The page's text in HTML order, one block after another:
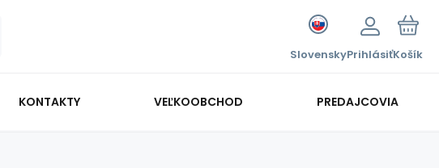
SlovenskyPrihlásiťKošík
KONTAKTY VEĽKOOBCHOD PREDAJCOVIA